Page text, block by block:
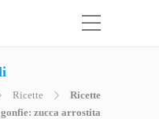
Ricette
Ricette
zucca arrostita